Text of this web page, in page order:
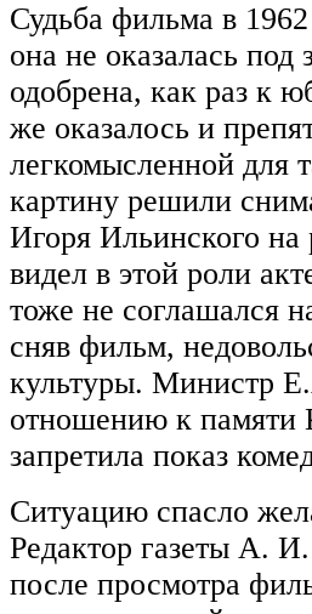
Судьба фильма в
она не оказалась
одобрена, как раз к
же оказалось и
легкомысленной для
картину решили
Игоря Ильинского
видел в этой роли
тоже не соглашался
сняв фильм,
культуры. Министр
отношению к памяти
запретила показ
Ситуацию спасло
Редактор газеты А.
после просмотра